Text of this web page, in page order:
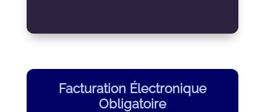
Facturation Électronique
Obligatoire